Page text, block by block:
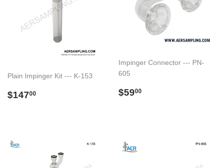
Plain Impinger Kit --- K-153
Preço
$14700
Impinger Connector --- PN-
605
Preço
$5900